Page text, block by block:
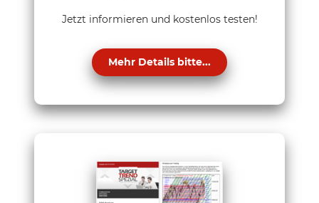
Jetzt informieren und kostenlos testen!
Mehr Details bitte...